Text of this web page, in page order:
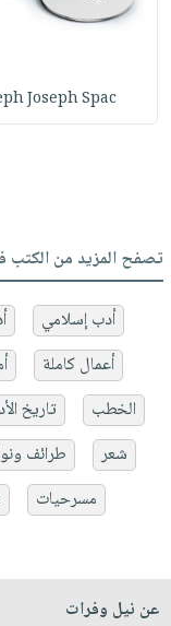
Joseph Spac
تصفح المزيد من الكتب
أدب إسلامي
أعمال كاملة
الخطب
تاريخ
شعر
طرائف
مسرحيات
عن نيل وفرات